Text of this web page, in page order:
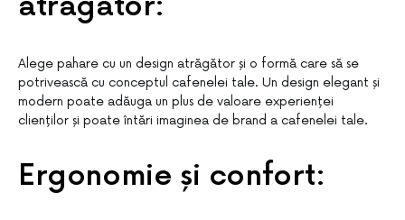
Alege pahare cu un design atrăgător și o formă care să se
potrivească cu conceptul cafenelei tale. Un design elegant și
modern poate adăuga un plus de valoare experienței
clienților și poate întări imaginea de brand a cafenelei tale.
Ergonomie și confort: